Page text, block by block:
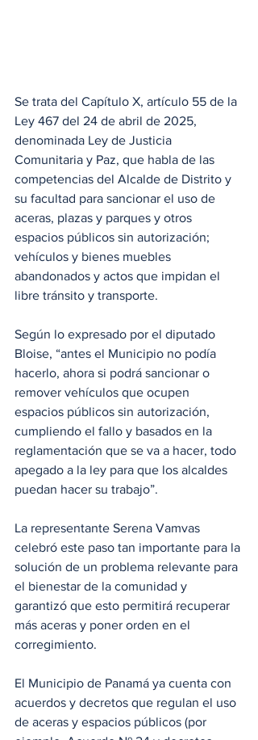
Se trata del Capítulo X, artículo 55 de la
Ley 467 del 24 de abril de 2025,
denominada Ley de Justicia
Comunitaria y Paz, que habla de las
competencias del Alcalde de Distrito y
su facultad para sancionar el uso de
aceras, plazas y parques y otros
espacios públicos sin autorización;
vehículos y bienes muebles
abandonados y actos que impidan el
libre tránsito y transporte.
Según lo expresado por el diputado
Bloise, “antes el Municipio no podía
hacerlo, ahora si podrá sancionar o
remover vehículos que ocupen
espacios públicos sin autorización,
cumpliendo el fallo y basados en la
reglamentación que se va a hacer, todo
apegado a la ley para que los alcaldes
puedan hacer su trabajo”.
La representante Serena Vamvas
celebró este paso tan importante para la
solución de un problema relevante para
el bienestar de la comunidad y
garantizó que esto permitirá recuperar
más aceras y poner orden en el
corregimiento.
El Municipio de Panamá ya cuenta con
acuerdos y decretos que regulan el uso
de aceras y espacios públicos (por